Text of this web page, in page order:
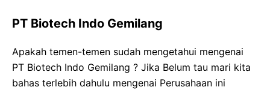
PT Biotech Indo Gemilang
Apakah temen-temen sudah mengetahui mengenai
PT Biotech Indo Gemilang ? Jika Belum tau mari kita
bahas terlebih dahulu mengenai Perusahaan ini